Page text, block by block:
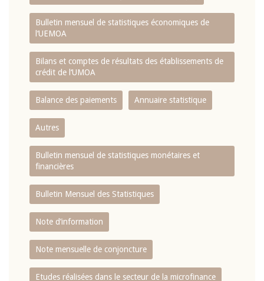
Bulletin mensuel de statistiques économiques de
l‘UEMOA
Bilans et comptes de résultats des établissements de
crédit de l‘UMOA
Balance des paiements Annuaire statistique
Autres
Bulletin mensuel de statistiques monétaires et
financières
Bulletin Mensuel des Statistiques
Note d’information
Note mensuelle de conjoncture
Etudes réalisées dans le secteur de la microfinance